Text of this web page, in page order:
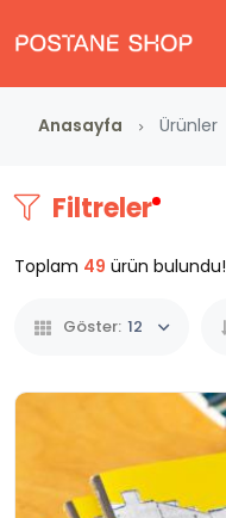
Anasayfa Ürünler
Filtreler
Toplam 49 ürün bulundu!
Göster: 12